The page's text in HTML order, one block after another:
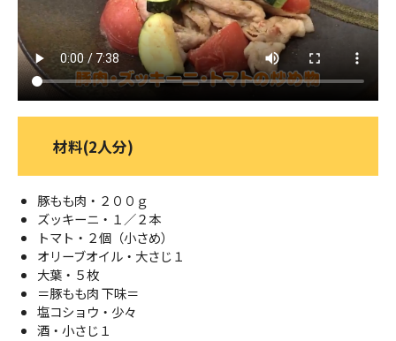
やまがた情熱市場
材料(2人分)
豚もも肉・２００ｇ
ズッキーニ・１／２本
トマト・２個（小さめ）
オリーブオイル・大さじ１
大葉・５枚
＝豚もも肉 下味＝
塩コショウ・少々
酒・小さじ１